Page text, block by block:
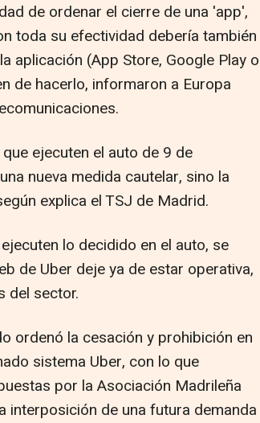
de ordenar el cierre de una 'app',
toda su efectividad debería también
aplicación (App Store, Google Play o
de hacerlo, informaron a Europa
ejecuten el auto de 9 de
nueva medida cautelar, sino la
explica el TSJ de Madrid.
lo decidido en el auto, se
de Uber deje ya de estar operativa,
del sector.
ordenó la cesación y prohibición en
sistema Uber, con lo que
por la Asociación Madrileña
interposición de una futura demanda